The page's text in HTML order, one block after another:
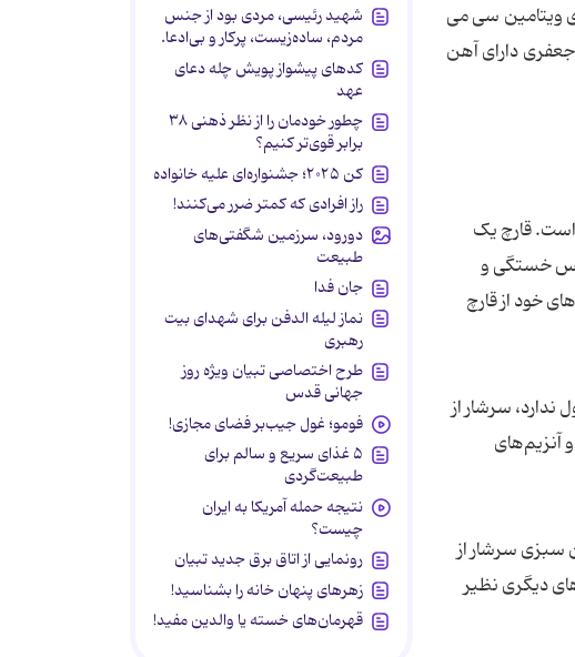
ویتامین سی می
دارای آهن
است. قارچ یک
خستگی و
خود از قارچ
سرشار از
آنزیم‌های
سبزی سرشار از
دیگری نظیر
شهید رئیسی، مردی بود از جنس
مردم، ساده‌زیست، پرکار و بی‌ادعا.
کدهای پیشواز پویش چله دعای
عهد
چطور خودمان را از نظر ذهنی ۳۸
برابر قوی‌تر کنیم؟
کن ۲۰۲۵؛ جشنواره‌ای علیه خانواده
راز افرادی که کمتر ضرر می‌کنند!
دورود، سرزمین شگفتی‌های
طبیعت
جان فدا
نماز لیله الدفن برای شهدای بیت
رهبری
طرح اختصاصی تبیان ویژه روز
جهانی قدس
فومو؛ غول جیب‌بر فضای مجازی!
۵ غذای سریع و سالم برای
طبیعت‌گردی
نتیجه حمله آمریکا به ایران
چیست؟
رونمایی از اتاق برق جدید تبیان
زهرهای پنهان خانه را بشناسید!
قهرمان‌های خسته یا والدین مفید!